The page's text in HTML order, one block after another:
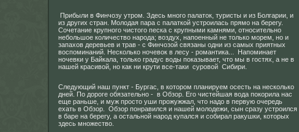
Прибыли в Финчозу утром. Здесь много палаток, туристы и из Болгарии, и
из других стран. Молодая пара с палаткой устроилась прямо на берегу.
Сочетание крупного чистого песка с крупными камнями, относительно
небольшое количество народа; воздух, напоенный не только морем, но и
запахов деревьев и трав - с Финчозой связаны одни из самых приятных
воспоминаний. Несколько ночевок в лесу - романтика... Напоминает
ночевки у Байкала, только градус воды показывает, что мы в гостях, а не в
нашей красивой, но как ни крути все-таки суровой Сибири.
Следующий наш пункт - Бургас, в котором планируем осесть на несколько
дней. По дороге обязательно - в Обзор. Его чистейшая вода покорила нас
еще раньше, и муж просто уши прожужжал, что надо в первую очередь
ехать в Обзор. Обзор понравился и нашей молодежи, сын сразу устроился
в баре на берегу, а остальной народ купался и собирал ракушки, которых
здесь множество.